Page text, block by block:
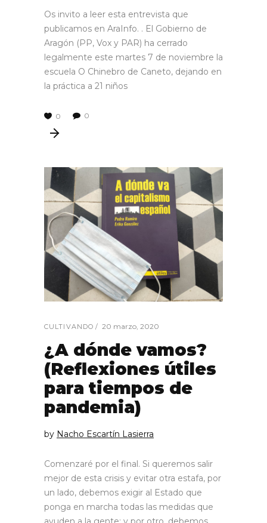
Os invito a leer esta entrevista que
publicamos en AraInfo. . El Gobierno de
Aragón (PP, Vox y PAR) ha cerrado
legalmente este martes 7 de noviembre la
escuela O Chinebro de Caneto, dejando en
la práctica a 21 niños
0 0
CULTIVANDO 20 marzo, 2020
¿A dónde vamos?
(Reflexiones útiles
para tiempos de
pandemia)
by Nacho Escartín Lasierra
Comenzaré por el final. Si queremos salir
mejor de esta crisis y evitar otra estafa, por
un lado, debemos exigir al Estado que
ponga en marcha todas las medidas que